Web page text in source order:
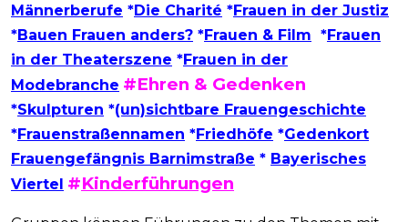
Männerberufe *Die Charité *Frauen in der Justiz
*Bauen Frauen anders? *Frauen & Film *Frauen
in der Theaterszene *Frauen in der
Modebranche #Ehren & Gedenken
*Skulpturen *(un)sichtbare Frauengeschichte
*Frauenstraßennamen *Friedhöfe *Gedenkort
Frauengefängnis Barnimstraße * Bayerisches
Viertel #Kinderführungen